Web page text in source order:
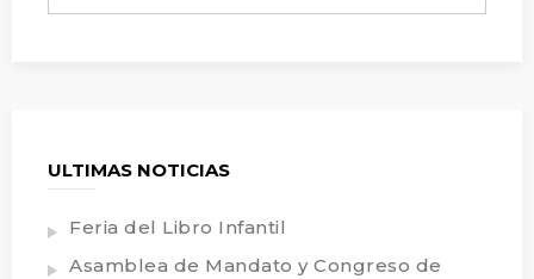
ULTIMAS NOTICIAS
Feria del Libro Infantil
Asamblea de Mandato y Congreso de